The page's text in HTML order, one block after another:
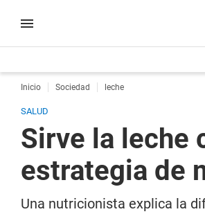
Inicio Sociedad leche
SALUD
Sirve la leche
estrategia de
Una nutricionista explica la